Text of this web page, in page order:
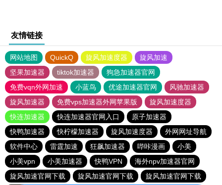
友情链接
网站地图 QuickQ 旋风加速度器
旋风加速
坚果加速器
tiktok加速器
狗急加速器官网
免费vqn外网加速
小蓝鸟 优途加速器官网
风驰加速器
旋风加速器
免费vps加速器外网苹果版
旋风加速度器
快连加速器
快连加速器官网入口
原子加速器
快鸭加速器
快柠檬加速器 旋风加速度器
外网网址导航
软件中心
雷霆加速 狂飙加速器 哔咔漫画
小美
小美vpn
小美加速器 快鸭VPN
海外npv加速器官网
旋风加速官网下载
旋风加速官网下载 旋风加速官网下载